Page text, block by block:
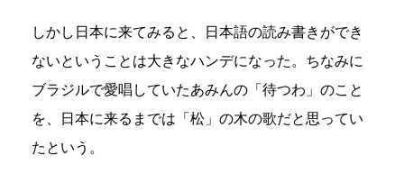
しかし日本に来てみると、日本語の読み書きができ
ないということは大きなハンデになった。ちなみに
ブラジルで愛唱していたあみんの「待つわ」のこと
を、日本に来るまでは「松」の木の歌だと思ってい
たという。